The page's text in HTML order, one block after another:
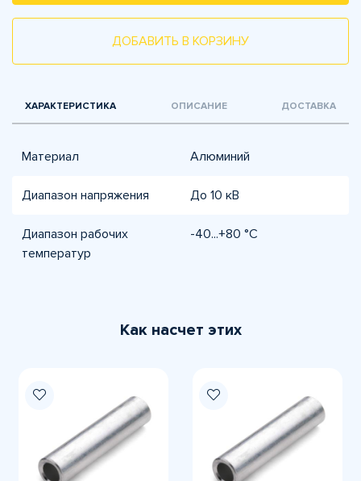
ДОБАВИТЬ В КОРЗИНУ
ХАРАКТЕРИСТИКА ОПИСАНИЕ ДОСТАВКА
Материал Алюминий
Диапазон напряжения До 10 кВ
Диапазон рабочих
температур
-40...+80 °C
Как насчет этих